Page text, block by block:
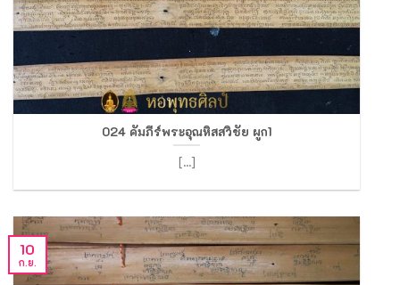
024 คัมภีร์พระอุณหิสสวิชัย ผูก1
[...]
10
ก.ย.